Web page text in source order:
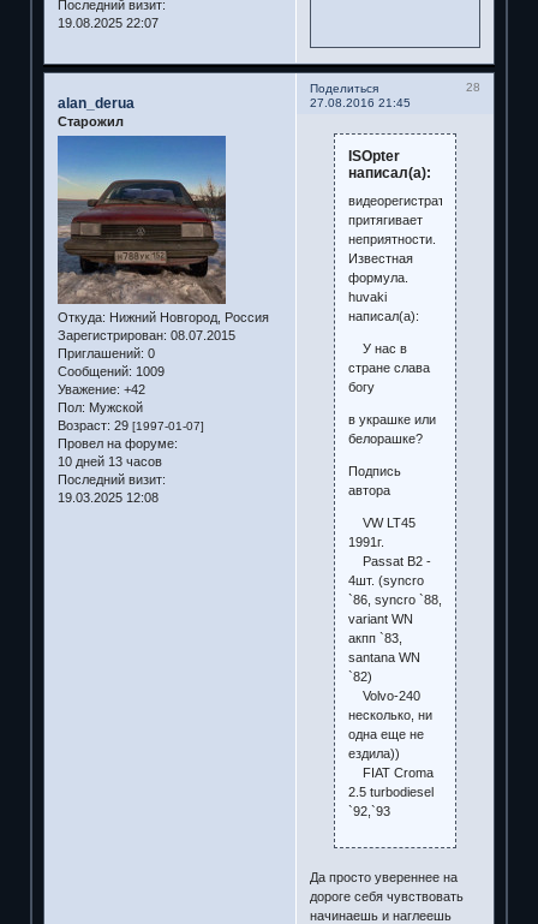
Последний визит:
19.08.2025 22:07
Поделиться
28
27.08.2016 21:45
alan_derua
Старожил
Откуда: Нижний Новгород, Россия
Зарегистрирован: 08.07.2015
Приглашений: 0
Сообщений: 1009
Уважение: +42
Пол: Мужской
Возраст: 29 [1997-01-07]
Провел на форуме:
10 дней 13 часов
Последний визит:
19.03.2025 12:08
ISOpter
написал(а):
видеорегистратор
притягивает
неприятности.
Известная
формула.
huvaki
написал(а):
У нас в
стране слава
богу
в украшке или
белорашке?
Подпись
автора
VW LT45
1991г.
Passat B2 -
4шт. (syncro
`86, syncro `88,
variant WN
акпп `83,
santana WN
`82)
Volvo-240
несколько, ни
одна еще не
ездила))
FIAT Croma
2.5 turbodiesel
`92,`93
Да просто увереннее на
дороге себя чувствовать
начинаешь и наглеешь